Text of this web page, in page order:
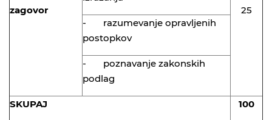
zagovor 25
- razumevanje opravljenih
postopkov
- poznavanje zakonskih
podlag
SKUPAJ 100